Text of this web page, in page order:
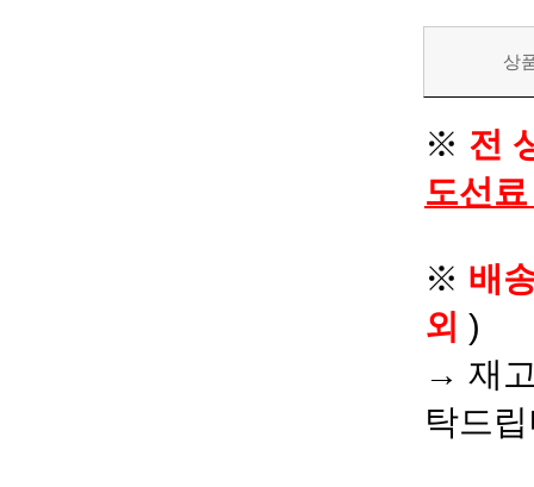
상
※ 전
도선
※ 배
외 )
→ 재
탁드